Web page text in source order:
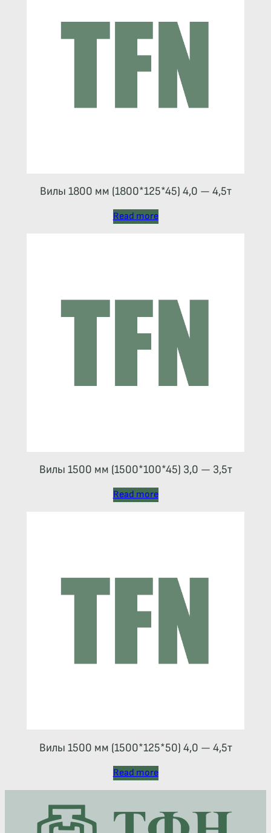
Вилы 1800 мм (1800*125*45) 4,0 — 4,5т
Read more
Вилы 1500 мм (1500*100*45) 3,0 — 3,5т
Read more
Вилы 1500 мм (1500*125*50) 4,0 — 4,5т
Read more